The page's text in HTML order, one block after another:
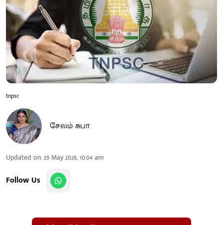
tnpsc
சேலம் சுபா
Updated on:29 May 2026, 10:04 am
Follow Us